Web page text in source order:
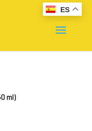
ml)
ES